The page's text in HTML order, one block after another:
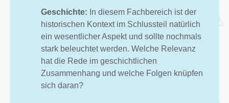
Geschichte: In diesem Fachbereich ist der
historischen Kontext im Schlussteil natürlich
ein wesentlicher Aspekt und sollte nochmals
stark beleuchtet werden. Welche Relevanz
hat die Rede im geschichtlichen
Zusammenhang und welche Folgen knüpfen
sich daran?